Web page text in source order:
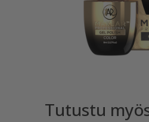
Tutustu